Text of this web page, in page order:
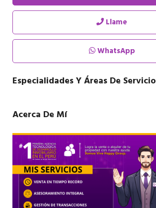
Llame
WhatsApp
Especialidades Y Áreas De Servicio
Acerca De Mí